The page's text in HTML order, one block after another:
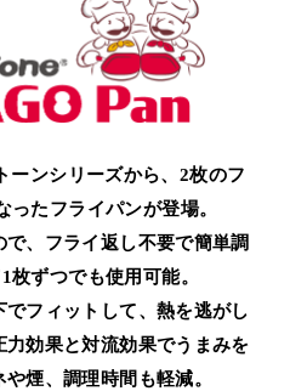
ーンシリーズから、2枚のフ
ったフライパンが登場。
、フライ返し不要で簡単調
枚ずつでも使用可能。
フィットして、熱を逃がし
効果と対流効果でうまみを
煙、調理時間も軽減。